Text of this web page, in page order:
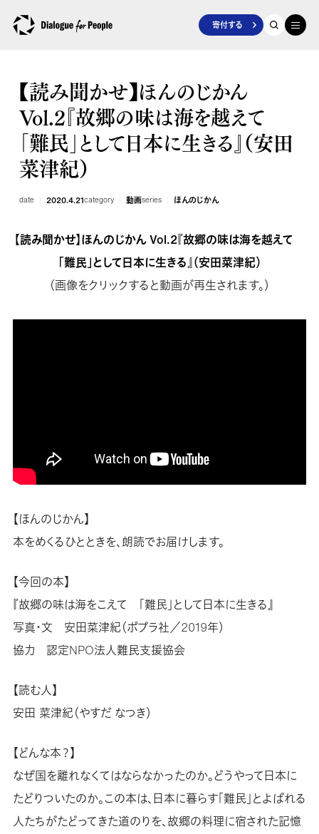
寄付する
【読み聞かせ】ほんのじかん
Vol.2『故郷の味は海を越えて
「難民」として日本に生きる』（安田
菜津紀）
date 2020.4.21category 動画series ほんのじかん
【読み聞かせ】ほんのじかん Vol.2『故郷の味は海を越えて
「難民」として日本に生きる』（安田菜津紀）
（画像をクリックすると動画が再生されます。）
【ほんのじかん】
本をめくるひとときを、朗読でお届けします。
【今回の本】
『故郷の味は海をこえて 「難民」として日本に生きる』
写真・文 安田菜津紀（ポプラ社／2019年）
協力 認定NPO法人難民支援協会
【読む人】
安田 菜津紀（やすだ なつき）
【どんな本？】
なぜ国を離れなくてはならなかったのか。どうやって日本に
たどりついたのか。この本は、日本に暮らす「難民」とよばれる
人たちがたどってきた道のりを、故郷の料理に宿された記憶